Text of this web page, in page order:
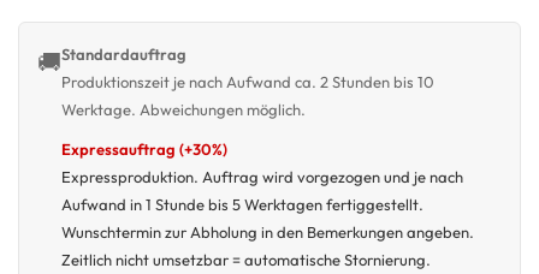
🚚Standardauftrag
Produktionszeit je nach Aufwand ca. 2 Stunden bis 10
Werktage. Abweichungen möglich.
Expressauftrag (+30%)
Expressproduktion. Auftrag wird vorgezogen und je nach
Aufwand in 1 Stunde bis 5 Werktagen fertiggestellt.
Wunschtermin zur Abholung in den Bemerkungen angeben.
Zeitlich nicht umsetzbar = automatische Stornierung.